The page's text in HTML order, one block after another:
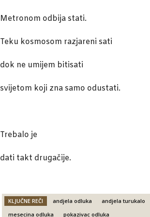
Metronom odbija stati.
Teku kosmosom razjareni sati
dok ne umijem bitisati
svijetom koji zna samo odustati.
Trebalo je
dati takt drugačije.
KLJUČNE REČI andjela odluka andjela turukalo
mesecina odluka
pokazivac odluka